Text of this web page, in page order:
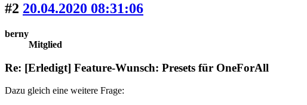
#2 20.04.2020 08:31:06
berny
Mitglied
Re: [Erledigt] Feature-Wunsch: Presets für OneForAll
Dazu gleich eine weitere Frage: